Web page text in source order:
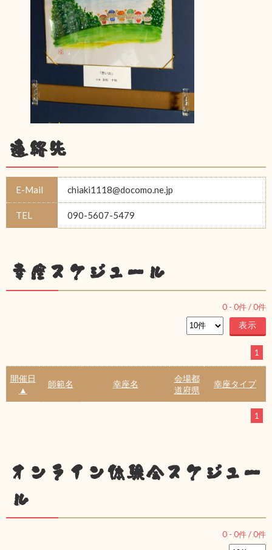
連絡先
E-Mail chiaki1118@docomo.ne.jp
TEL 090-5607-5479
幸座スケジュール
0 - 0件 /0件
1
開催日
▲
師範名 幸座名
会場都
道府県
幸座タイプ
1
オンライン体験会スケジュー
ル
0 - 0件 /0件